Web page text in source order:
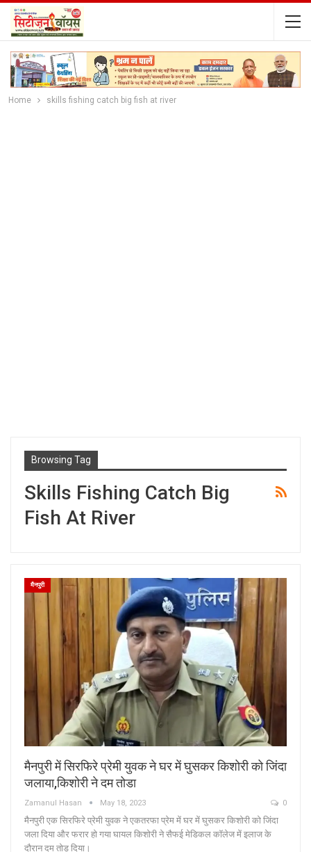
Home skills fishing catch big fish at river
Browsing Tag
Skills Fishing Catch Big
Fish At River
मैनपुरी
मैनपुरी में सिरफिरे प्रेमी युवक ने घर में घुसकर किशोरी को जिंदा
जलाया,किशोरी ने दम तोडा
Zamanul Hasan May 18, 2023 0
मैनपुरी एक सिरफिरे प्रेमी युवक ने एकतरफा प्रेम में घर में घुसकर किशोरी को जिंदा
जला दिया और फरार हो गया घायल किशोरी ने सैफई मेडिकल कॉलेज में इलाज के
दौरान दम तोड़ दिया।